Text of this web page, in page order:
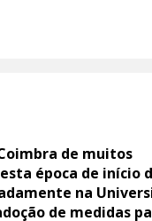
de muitos
época de início
na
de medidas